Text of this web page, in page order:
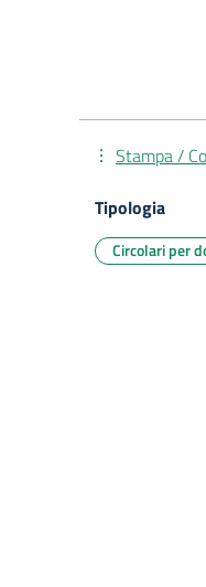
Stampa /
Tipologia
Circolari per